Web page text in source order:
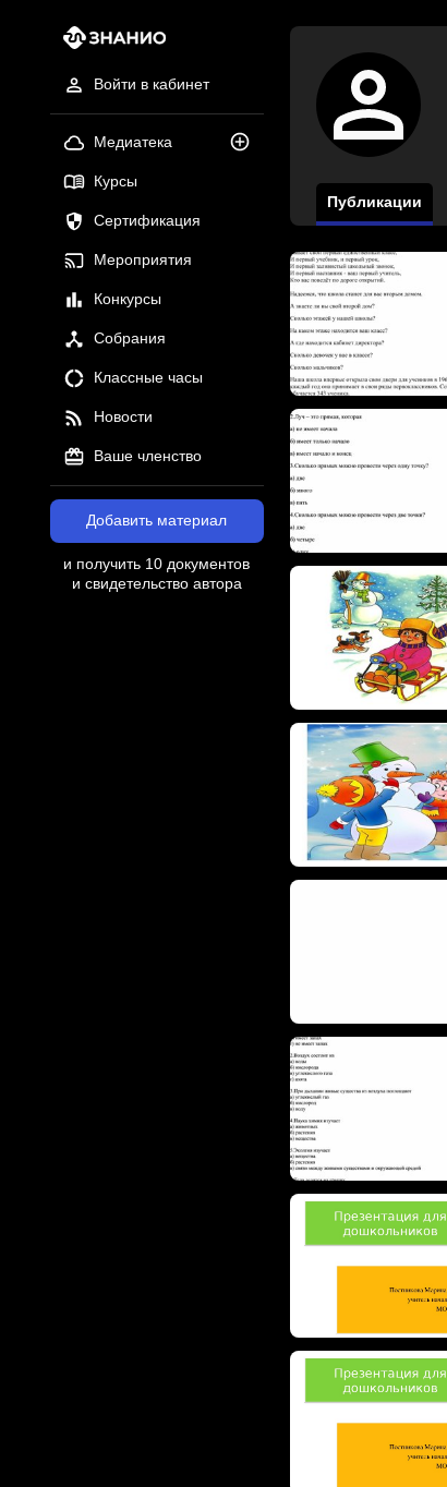
Войти в кабинет
Медиатека
Курсы
Сертификация
Мероприятия
Конкурсы
Собрания
Классные часы
Новости
Ваше членство
Добавить материал
и получить 10 документов
и свидетельство автора
Публикации